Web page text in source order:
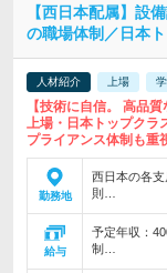
【西日本配属】設
の職場体制／日本
人材紹介 上場
【技術に自信。 高品
上場・日本トップクラ
プライアンス体制も重
勤務地
西日本の各
則…
給与
予定年収：
制…